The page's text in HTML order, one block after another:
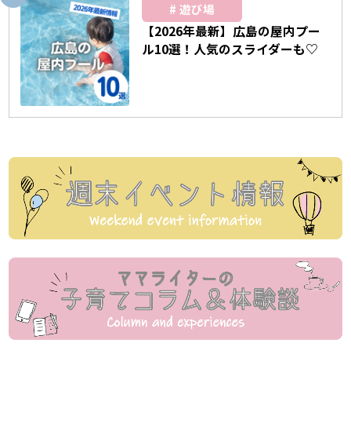
遊び場
【2026年最新】広島の屋内プー
ル10選！人気のスライダーも♡